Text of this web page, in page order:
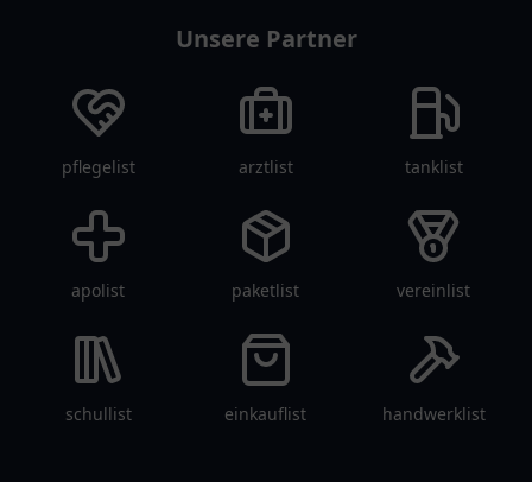
Unsere Partner
pflegelist arztlist tanklist
apolist paketlist vereinlist
schullist einkauflist handwerklist